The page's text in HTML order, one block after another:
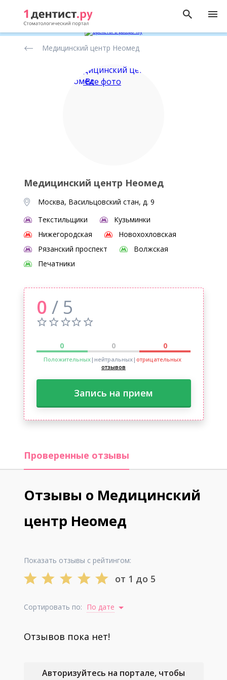
стоматологических
Медицинский центр Неомед
Все фото
Медицинский центр Неомед
Москва, Васильцовский стан, д. 9
Текстильщики
Кузьминки
Нижегородская
Новохохловская
Рязанский проспект
Волжская
Печатники
0 / 5
0 0 0
Положительных|нейтральных| отрицательных
отзывов
Запись на прием
Проверенные отзывы
Отзывы о Медицинский
центр Неомед
Показать отзывы с рейтингом:
от 1 до 5
Сортировать по: По дате
Отзывов пока нет!
Авторизуйтесь на портале, чтобы